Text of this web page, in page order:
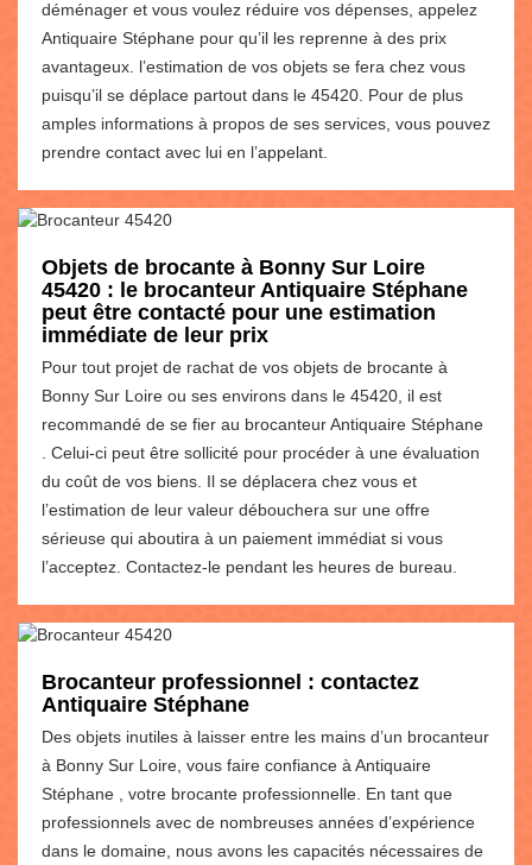
déménager et vous voulez réduire vos dépenses, appelez
Antiquaire Stéphane pour qu’il les reprenne à des prix
avantageux. l’estimation de vos objets se fera chez vous
puisqu’il se déplace partout dans le 45420. Pour de plus
amples informations à propos de ses services, vous pouvez
prendre contact avec lui en l’appelant.
Objets de brocante à Bonny Sur Loire
45420 : le brocanteur Antiquaire Stéphane
peut être contacté pour une estimation
immédiate de leur prix
Pour tout projet de rachat de vos objets de brocante à
Bonny Sur Loire ou ses environs dans le 45420, il est
recommandé de se fier au brocanteur Antiquaire Stéphane
. Celui-ci peut être sollicité pour procéder à une évaluation
du coût de vos biens. Il se déplacera chez vous et
l’estimation de leur valeur débouchera sur une offre
sérieuse qui aboutira à un paiement immédiat si vous
l’acceptez. Contactez-le pendant les heures de bureau.
Brocanteur professionnel : contactez
Antiquaire Stéphane
Des objets inutiles à laisser entre les mains d’un brocanteur
à Bonny Sur Loire, vous faire confiance à Antiquaire
Stéphane , votre brocante professionnelle. En tant que
professionnels avec de nombreuses années d’expérience
dans le domaine, nous avons les capacités nécessaires de